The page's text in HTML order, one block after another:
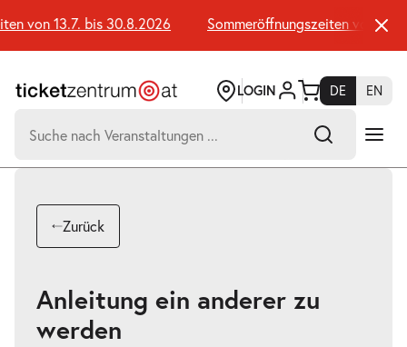
Seiteninhalt
springen
von 13.7. bis 30.8.2026 Sommeröffnungszeiten von 13.7.
LOGIN DE
EN
nach:
Suchtreffer:
Zurück
Anleitung ein anderer zu
werden